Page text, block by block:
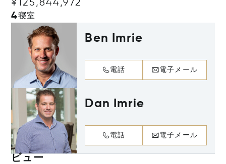
¥125,844,972
4寝室
Ben Imrie
電話 電子メール
Dan Imrie
電話 電子メール
ビュー